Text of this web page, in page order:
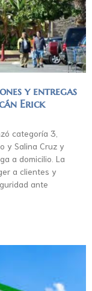
y entregas
Erick
categoría 3,
y Salina Cruz y
a domicilio. La
a clientes y
ante